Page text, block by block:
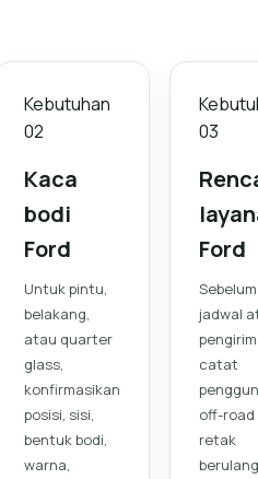
Kebutuhan
02
Kaca
bodi
Ford
Untuk pintu,
belakang,
atau quarter
glass,
konfirmasikan
posisi, sisi,
bentuk bodi,
warna,
03
Ford
Sebelum
jadwal
catat
off-
retak
berulang